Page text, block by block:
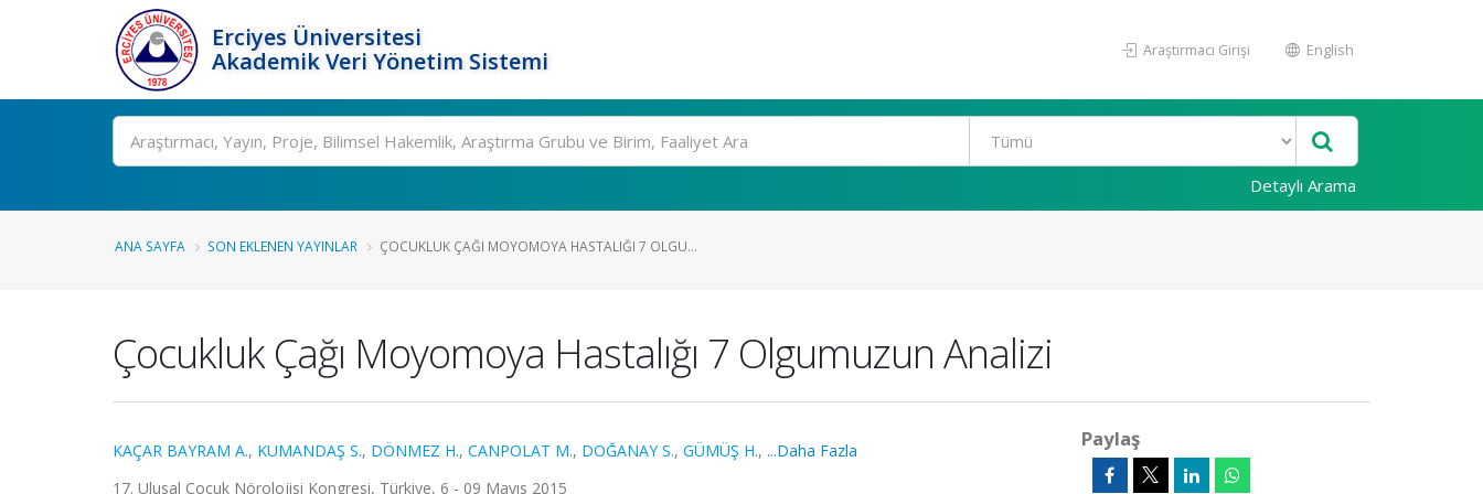
Erciyes Üniversitesi
Akademik Veri Yönetim Sistemi
Araştırmacı Girişi English
Ara
Detaylı Arama
ANA SAYFA SON EKLENEN YAYINLAR ÇOCUKLUK ÇAĞI MOYOMOYA HASTALIĞI 7 OLGU...
Çocukluk Çağı Moyomoya Hastalığı 7 Olgumuzun Analizi
KAÇAR BAYRAM A., KUMANDAŞ S., DÖNMEZ H., CANPOLAT M., DOĞANAY S., GÜMÜŞ H., ...Daha Fazla
17. Ulusal Çocuk Nörolojisi Kongresi, Türkiye, 6 - 09 Mayıs 2015
Paylaş